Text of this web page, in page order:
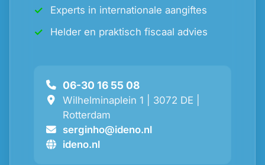
Experts in internationale aangiftes
Helder en praktisch fiscaal advies
06-30 16 55 08
Wilhelminaplein 1 | 3072 DE |
Rotterdam
serginho@ideno.nl
ideno.nl